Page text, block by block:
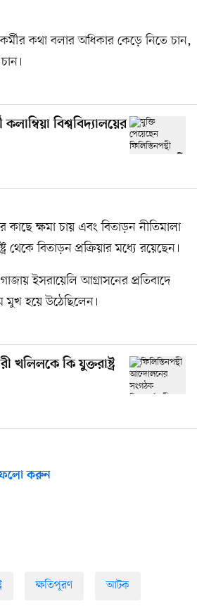
কথা বলার অধিকার কেড়ে নিতে চান,
বিশ্ববিদ্যালয়ের
ক্ষমা চায় এবং বিতাড়ন নীতিমালা
বিতাড়ন প্রক্রিয়ার মধ্যে রয়েছেন।
ইসরায়েলি আগ্রাসনের প্রতিবাদে
মুখ হয়ে উঠেছিলেন।
খলিলকে কি যুক্তরাষ্ট্র
ফলো করুন
ক্ষতিপূরণ আটক